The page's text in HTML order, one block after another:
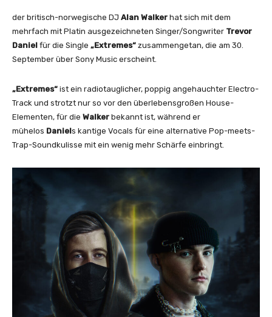
T
r
e
v
D
a
n
i
l
der britisch-norwegische DJ Alan Walker hat sich mit dem
mehrfach mit Platin ausgezeichneten Singer/Songwriter Trevor
Daniel für die Single „Extremes“ zusammengetan, die am 30.
September über Sony Music erscheint.
„Extremes“ ist ein radiotauglicher, poppig angehauchter Electro-
Track und strotzt nur so vor den überlebensgroßen House-
Elementen, für die Walker bekannt ist, während er
mühelos Daniels kantige Vocals für eine alternative Pop-meets-
Trap-Soundkulisse mit ein wenig mehr Schärfe einbringt.